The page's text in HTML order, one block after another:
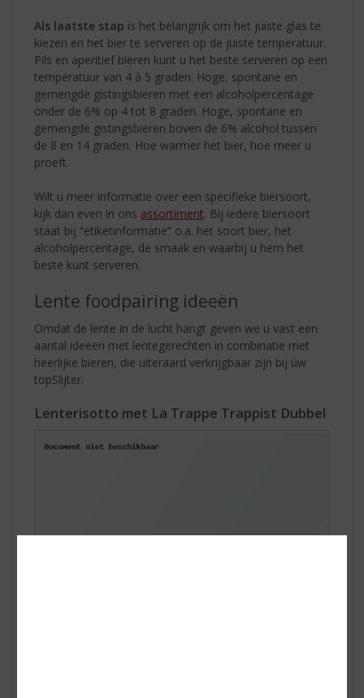
Als laatste stap is het belangrijk om het juiste glas te
kiezen en het bier te serveren op de juiste temperatuur.
Pils en aperitief bieren kunt u het beste serveren op een
temperatuur van 4 à 5 graden. Hoge, spontane en
gemengde gistingsbieren met een alcoholpercentage
onder de 6% op 4 tot 8 graden. Hoge, spontane en
gemengde gistingsbieren boven de 6% alcohol tussen
de 8 en 14 graden. Hoe warmer het bier, hoe meer u
proeft.
Wilt u meer informatie over een specifieke biersoort,
kijk dan even in ons assortiment. Bij iedere biersoort
staat bij “etiketinformatie” o.a. het soort bier, het
alcoholpercentage, de smaak en waarbij u hem het
beste kunt serveren.
Lente foodpairing ideeën
Omdat de lente in de lucht hangt geven we u vast een
aantal ideeën met lentegerechten in combinatie met
heerlijke bieren, die uiteraard verkrijgbaar zijn bij úw
topSlijter.
Lenterisotto met La Trappe Trappist Dubbel